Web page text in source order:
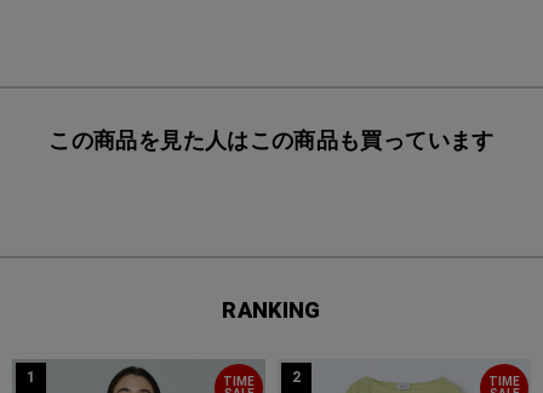
この商品を見た人はこの商品も買っています
RANKING
TIME
1
TIME
2